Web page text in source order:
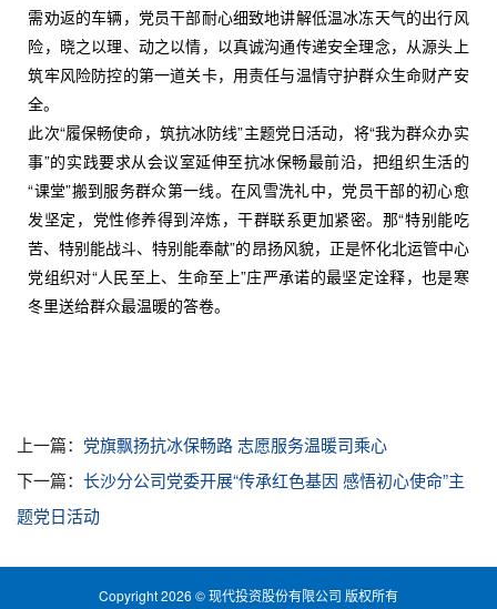
需劝返的车辆，党员干部耐心细致地讲解低温冰冻天气的出行风
险，晓之以理、动之以情，以真诚沟通传递安全理念，从源头上
筑牢风险防控的第一道关卡，用责任与温情守护群众生命财产安
全。
此次“履保畅使命，筑抗冰防线”主题党日活动，将“我为群众办实
事”的实践要求从会议室延伸至抗冰保畅最前沿，把组织生活的
“课堂”搬到服务群众第一线。在风雪洗礼中，党员干部的初心愈
发坚定，党性修养得到淬炼，干群联系更加紧密。那“特别能吃
苦、特别能战斗、特别能奉献”的昂扬风貌，正是怀化北运管中心
党组织对“人民至上、生命至上”庄严承诺的最坚定诠释，也是寒
冬里送给群众最温暖的答卷。
上一篇： 党旗飘扬抗冰保畅路 志愿服务温暖司乘心
下一篇： 长沙分公司党委开展“传承红色基因 感悟初心使命”主
题党日活动
Copyright 2026 © 现代投资股份有限公司 版权所有